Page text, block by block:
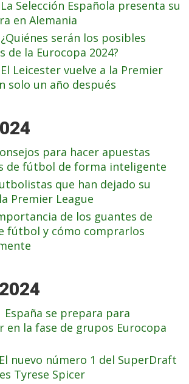
La Selección Española presenta su
en Alemania
¿Quiénes serán los posibles
de la Eurocopa 2024?
El Leicester vuelve a la Premier
solo un año después
para hacer apuestas
de fútbol de forma inteligente
que han dejado su
Premier League
de los guantes de
fútbol y cómo comprarlos
España se prepara para
en la fase de grupos Eurocopa
El nuevo número 1 del SuperDraft
Tyrese Spicer